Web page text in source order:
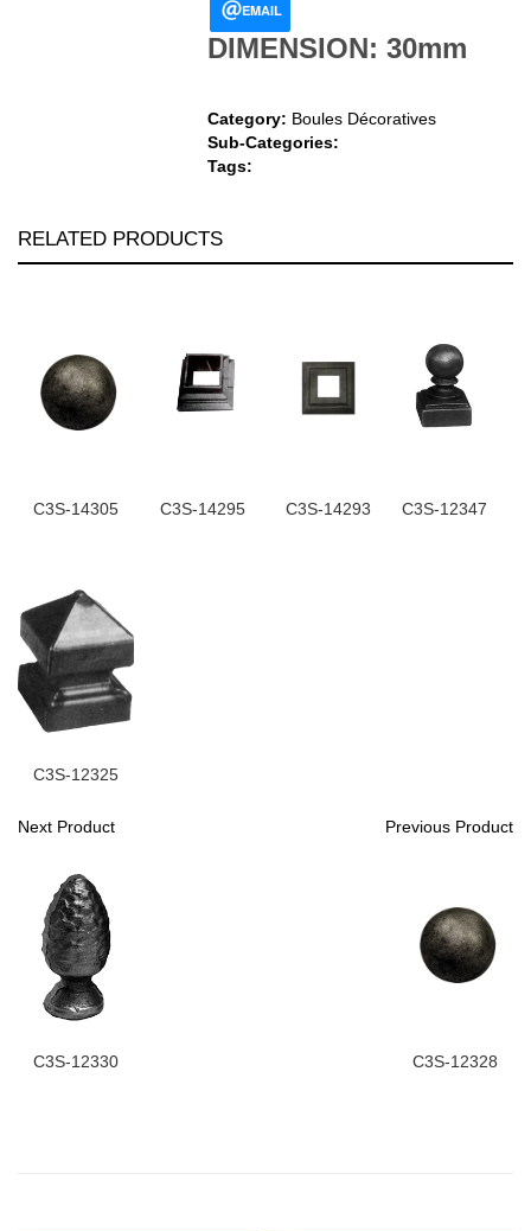
EMAIL
DIMENSION: 30mm
Category: Boules Décoratives
Sub-Categories:
Tags:
RELATED PRODUCTS
C3S-14305 C3S-14295 C3S-14293 C3S-12347
C3S-12325
Next Product
C3S-12330
Previous Product
C3S-12328